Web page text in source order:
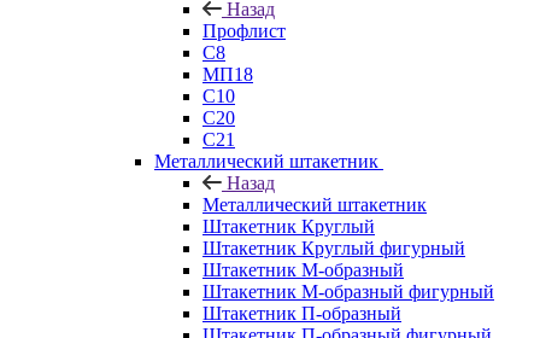
Назад
Профлист
С8
МП18
С10
С20
С21
Металлический штакетник
Назад
Металлический штакетник
Штакетник Круглый
Штакетник Круглый фигурный
Штакетник М-образный
Штакетник М-образный фигурный
Штакетник П-образный